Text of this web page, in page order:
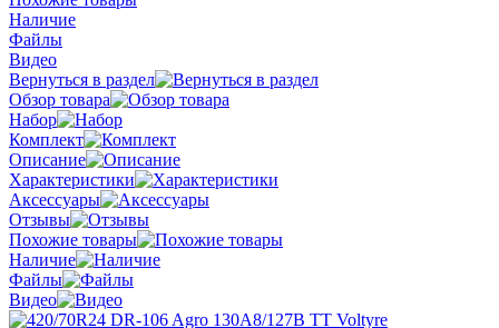
Наличие
Файлы
Видео
Вернуться в раздел
Обзор товара
Набор
Комплект
Описание
Характеристики
Аксессуары
Отзывы
Похожие товары
Наличие
Файлы
Видео